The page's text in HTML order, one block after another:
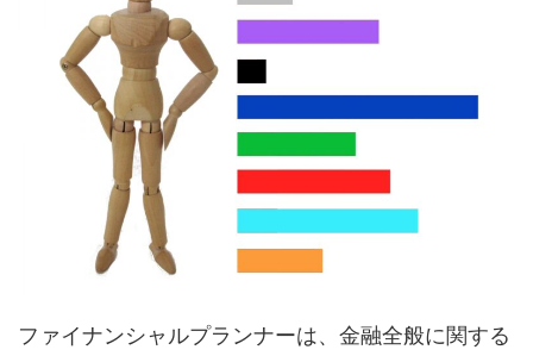
ファイナンシャルプランナーは、金融全般に関する